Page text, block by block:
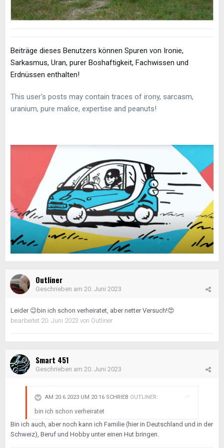
Beiträge dieses Benutzers können Spuren von Ironie,
Sarkasmus, Uran, purer Boshaftigkeit, Fachwissen und
Erdnüssen enthalten!
This user's posts may contain traces of irony, sarcasm,
uranium, pure malice, expertise and peanuts!
Outliner
Geschrieben am 20. Juni 2023
Leider 😉 bin ich schon verheiratet, aber netter Versuch!😍
bearbeitet 20. Juni 2023 von Outliner
Smart 451
Geschrieben am 20. Juni 2023
AM 20.6.2023 UM 20:16 SCHRIEB OUTLINER:
bin ich schon verheiratet
Bin ich auch, aber noch kann ich Familie (hier in Deutschland und in der
Schweiz), Beruf und Hobby unter einen Hut bringen.